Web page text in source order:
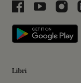
Libri aLibri a
Libri